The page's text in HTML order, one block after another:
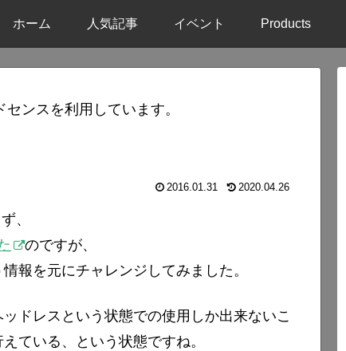
ホーム 人気記事 イベント Products
ンスを利用しています。
2016.01.31 2020.04.26
、
のですが、
報を元にチャレンジしてみました。
ドレスという状態での使用しか出来ないこ
ている、という状態ですね。